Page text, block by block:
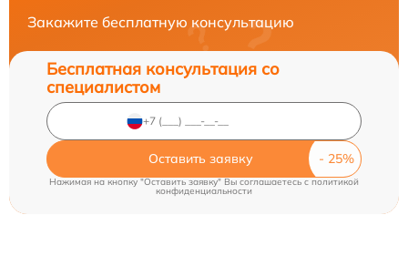
Закажите бесплатную консультацию
Бесплатная консультация со
специалистом
Оставить заявку
Нажимая на кнопку "Оставить заявку" Вы соглашаетесь cполитикой
конфиденциальности